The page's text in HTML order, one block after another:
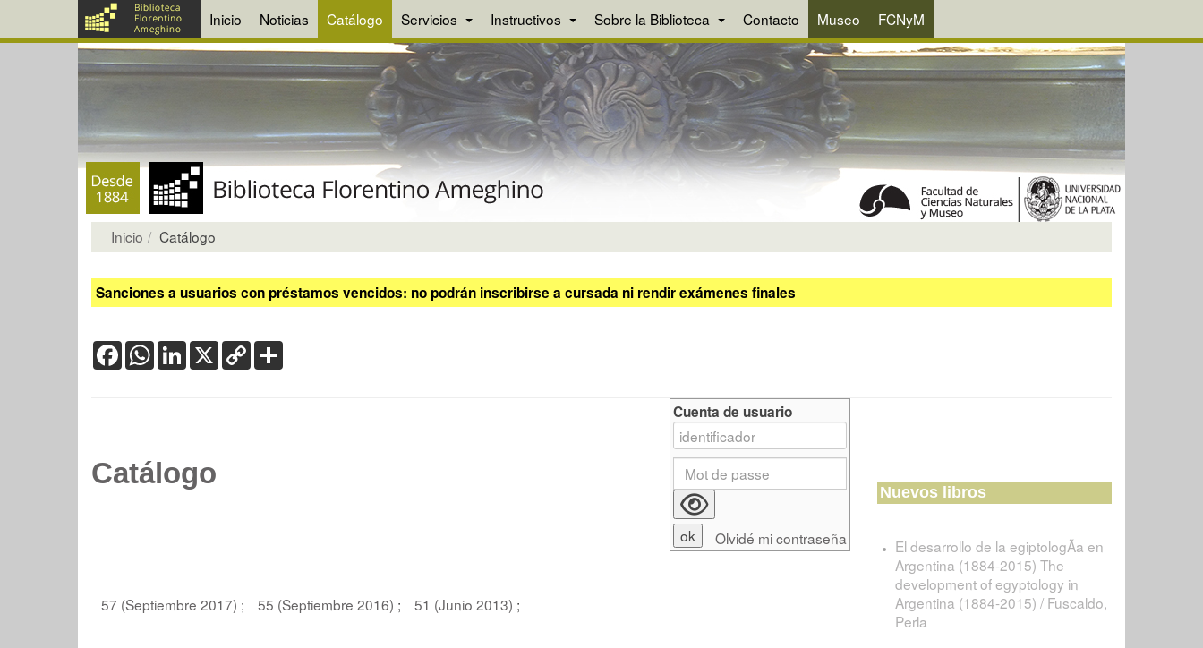
Inicio Noticias Catálogo Servicios Instructivos Sobre la Biblioteca Contacto Museo FCNyM
Inicio Catálogo
Sanciones a usuarios con préstamos vencidos: no podrán inscribirse a cursada ni rendir exámenes finales
FacebookWhatsApp
LinkedIn
X Copy
Link
Catálogo
57 (Septiembre 2017) ; 55 (Septiembre 2016) ; 51 (Junio 2013) ;
Cuenta de usuario
Olvidé mi contraseña
Nuevos libros
El desarrollo de la egiptologÃ­a en
Argentina (1884-2015) The
development of egyptology in
Argentina (1884-2015) / Fuscaldo,
Perla